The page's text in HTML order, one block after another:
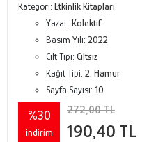
Kategori: Etkinlik Kitapları
Yazar: Kolektif
Basım Yılı: 2022
Cilt Tipi: Ciltsiz
Kağıt Tipi: 2. Hamur
Sayfa Sayısı: 10
%30
indirim
272,00 TL
190,40 TL